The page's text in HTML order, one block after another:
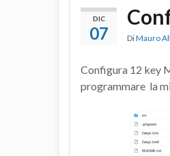
DIC
07 DiMauro
Configura 12 key
programmare la